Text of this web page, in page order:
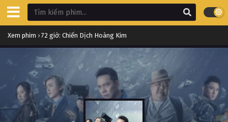
Xem phim › 72 giờ: Chiến Dịch Hoàng Kim